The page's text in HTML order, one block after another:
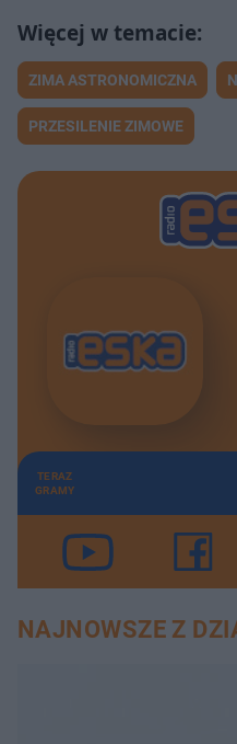
ZIMA ASTRONOMICZNA
PRZESILENIE ZIMOWE
TERAZ
GRAMY
NAJNOWSZE Z